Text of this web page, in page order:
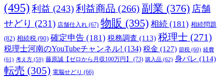
(495) 利益 (243)利益商品 (266) 副業 (376) 店舗
せどり (231) 店舗仕入れ (67) 物販 (395) 相続 (181) 相続問題
(82) 相続税 (90) 確定申告 (181) 税務調査 (113) 税理士 (271)
税理士河南のYouTubeチャンネル! (134) 税金 (127) 節税 (60) 経費
(61) 考え方 (59) 藤原誠【ゼロから月収100万円】 (73) 購入品 (62) 身バレ (114)
転売 (305) 電脳せどり (66)